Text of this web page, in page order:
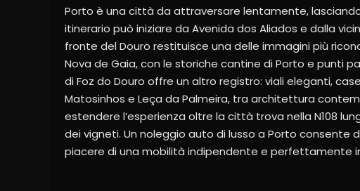
Porto è una città da attraversare lentamente,
itinerario può iniziare da Avenida dos Aliados e dalla
fronte del Douro restituisce una delle immagini più
Nova de Gaia, con le storiche cantine di Porto e punti
di Foz do Douro offre un altro registro: viali eleganti,
Matosinhos e Leça da Palmeira, tra architettura
estendere l’esperienza oltre la città trova nella N108
dei vigneti. Un noleggio auto di lusso a Porto consente
piacere di una mobilità indipendente e perfettamente